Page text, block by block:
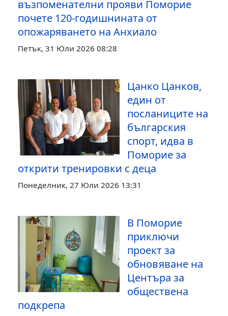
възпоменателни прояви Поморие
почете 120-годишнината от
опожаряването на Анхиало
Петък, 31 Юли 2026 08:28
Цанко Цанков,
един от
посланиците на
българския
спорт, идва в
Поморие за
открити тренировки с деца
Понеделник, 27 Юли 2026 13:31
В Поморие
приключи
проект за
обновяване на
Центъра за
обществена
подкрепа